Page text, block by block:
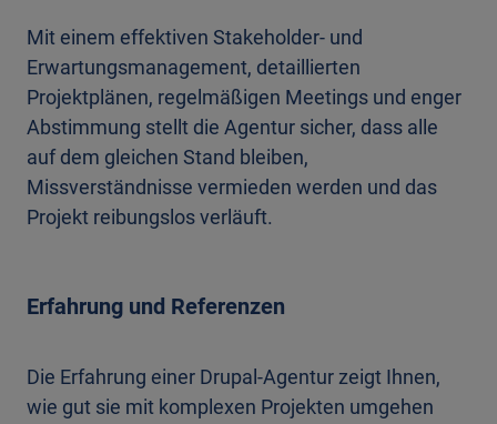
Mit einem effektiven Stakeholder- und
Erwartungsmanagement, detaillierten
Projektplänen, regelmäßigen Meetings und enger
Abstimmung stellt die Agentur sicher, dass alle
auf dem gleichen Stand bleiben,
Missverständnisse vermieden werden und das
Projekt reibungslos verläuft.
Erfahrung und Referenzen
Die Erfahrung einer Drupal-Agentur zeigt Ihnen,
wie gut sie mit komplexen Projekten umgehen